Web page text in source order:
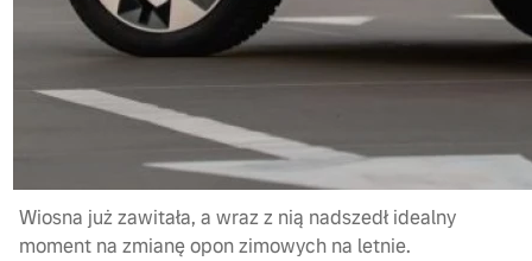
Wiosna już zawitała, a wraz z nią nadszedł idealny
moment na zmianę opon zimowych na letnie.